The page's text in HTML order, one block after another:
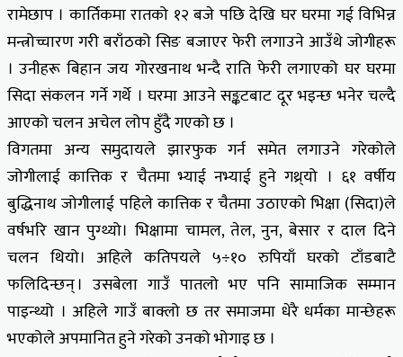
रामेछाप । कार्तिकमा रातको १२ बजे पछि देखि घर घरमा गई विभिन्न
मन्त्रोच्चारण गरी बराँठको सिङ बजाएर फेरी लगाउने आउँथे जोगीहरू
। उनीहरू बिहान जय गोरखनाथ भन्दै राति फेरी लगाएको घर घरमा
सिदा संकलन गर्ने गर्थे । घरमा आउने सङ्कटबाट दूर भइन्छ भनेर चल्दै
आएको चलन अचेल लोप हुँदै गएको छ ।
विगतमा अन्य समुदायले झारफुक गर्न समेत लगाउने गरेकोले
जोगीलाई कात्तिक र चैतमा भ्याई नभ्याई हुने गथ्र्यो । ६१ वर्षीय
बुद्धिनाथ जोगीलाई पहिले कात्तिक र चैतमा उठाएको भिक्षा (सिदा)ले
वर्षभरि खान पुग्थ्यो। भिक्षामा चामल, तेल, नुन, बेसार र दाल दिने
चलन थियो। अहिले कतिपयले ५÷१० रुपियाँ घरको टाँडबाटै
फलिदिन्छन् । उसबेला गाउँ पातलो भए पनि सामाजिक सम्मान
पाइन्थ्यो । अहिले गाउँ बाक्लो छ तर समाजमा धेरै धर्मका मान्छेहरू
भएकोले अपमानित हुने गरेको उनको भोगाइ छ ।